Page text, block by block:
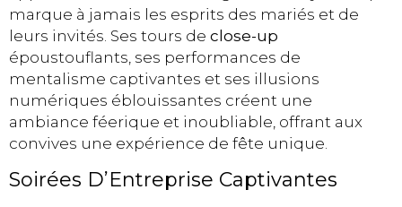
marque à jamais les esprits des mariés et de
leurs invités. Ses tours de close-up
époustouflants, ses performances de
mentalisme captivantes et ses illusions
numériques éblouissantes créent une
ambiance féerique et inoubliable, offrant aux
convives une expérience de fête unique.
Soirées D’Entreprise Captivantes